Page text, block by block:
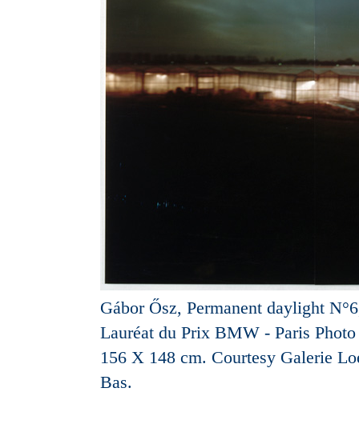
Gábor Ősz, Permanent daylight
Lauréat du Prix BMW - Paris Photo
156 X 148 cm. Courtesy Galerie
Bas.